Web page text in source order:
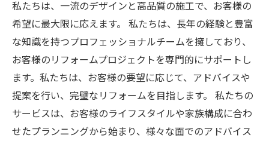
私たちは、一流のデザインと高品質の施工で、お客様の
希望に最大限に応えます。 私たちは、長年の経験と豊富
な知識を持つプロフェッショナルチームを擁しており、
お客様のリフォームプロジェクトを専門的にサポートし
ます。私たちは、お客様の要望に応じて、アドバイスや
提案を行い、完璧なリフォームを目指します。 私たちの
サービスは、お客様のライフスタイルや家族構成に合わ
せたプランニングから始まり、様々な面でのアドバイス